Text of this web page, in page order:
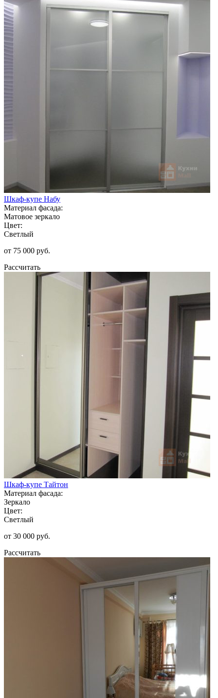
Шкаф-купе Набу
Материал фасада:
Матовое зеркало
Цвет:
Светлый
от 75 000 руб.
Рассчитать
Шкаф-купе Тайтон
Материал фасада:
Зеркало
Цвет:
Светлый
от 30 000 руб.
Рассчитать